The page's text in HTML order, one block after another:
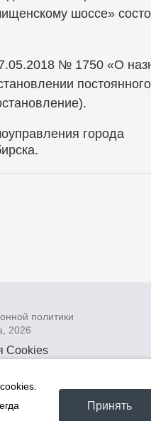
шоссе»
№ 1750 «О
постоянного
города
политики
2026
Cookies
системах
Принять